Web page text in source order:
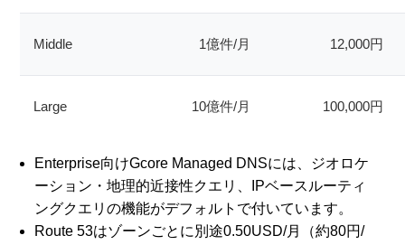
Middle 1億件/月 12,000円
Large 10億件/月 100,000円
Enterprise向けGcore Managed DNSには、ジオロケ
ーション・地理的近接性クエリ、IPベースルーティ
ングクエリの機能がデフォルトで付いています。
Route 53はゾーンごとに別途0.50USD/月（約80円/